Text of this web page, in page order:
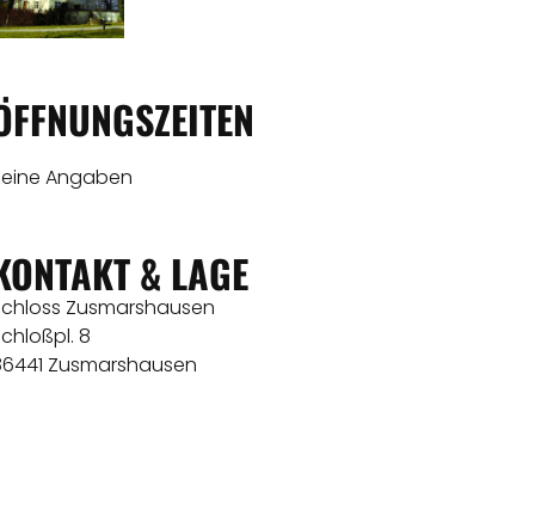
Angaben
& LAGE
Zusmarshausen
8
Zusmarshausen